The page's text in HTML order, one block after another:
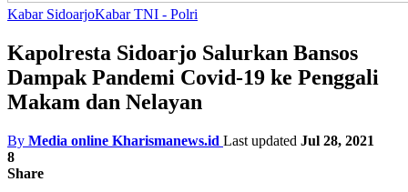
Kabar SidoarjoKabar TNI - Polri
Kapolresta Sidoarjo Salurkan Bansos
Dampak Pandemi Covid-19 ke Penggali
Makam dan Nelayan
By Media online Kharismanews.id Last updated Jul 28, 2021
8
Share